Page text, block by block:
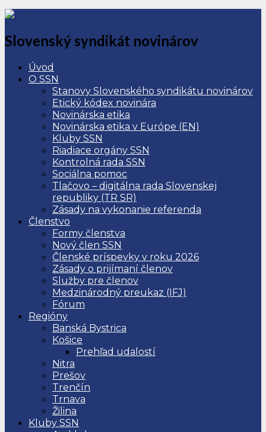
Slovenský syndikát novinárov
Úvod
O SSN
Stanovy Slovenského syndikátu novinárov
Etický kódex novinára
Novinárska etika
Novinárska etika v Európe (EN)
Kluby SSN
Riadiace orgány SSN
Kontrolná rada SSN
Sociálna pomoc
Tlačovo – digitálna rada Slovenskej
republiky (TR SR)
Zásady na vykonanie referenda
Členstvo
Formy členstva
Nový člen SSN
Členské príspevky v roku 2026
Zásady o prijímaní členov
Služby pre členov
Medzinárodný preukaz (IFJ)
Fórum
Regióny
Banská Bystrica
Košice
Prehľad udalostí
Nitra
Prešov
Trenčín
Trnava
Žilina
Kluby SSN